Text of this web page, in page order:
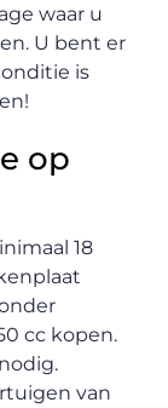
waar u
U bent er
is
op
18
cc kopen.
van